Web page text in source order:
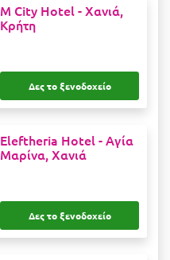
M City Hotel -Χανιά,
Κρήτη
Δες το ξενοδοχείο
Eleftheria Hotel -Αγία
Μαρίνα, Χανιά
Δες το ξενοδοχείο